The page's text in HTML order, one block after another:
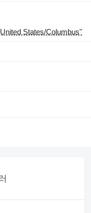
States/Columbus"